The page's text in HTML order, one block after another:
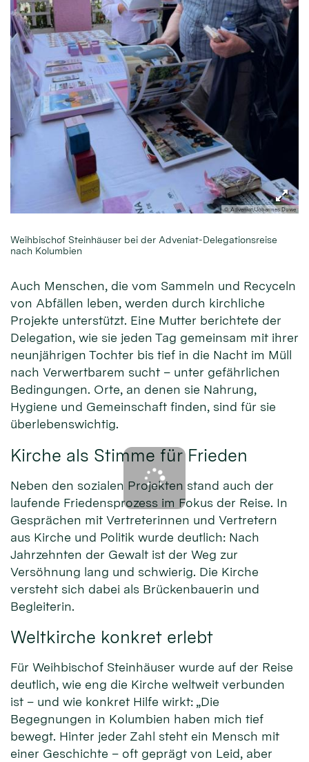
© Adveniat/Johannes Duwe
Weihbischof Steinhäuser bei der Adveniat-Delegationsreise
nach Kolumbien
Auch Menschen, die vom Sammeln und Recyceln
von Abfällen leben, werden durch kirchliche
Projekte unterstützt. Eine Mutter berichtete der
Delegation, wie sie jeden Tag gemeinsam mit ihrer
neunjährigen Tochter bis tief in die Nacht im Müll
nach Verwertbarem sucht – unter gefährlichen
Bedingungen. Orte, an denen sie Nahrung,
Hygiene und Gemeinschaft finden, sind für sie
überlebenswichtig.
Kirche als Stimme für Frieden
Neben den sozialen Projekten stand auch der
laufende Friedensprozess im Fokus der Reise. In
Gesprächen mit Vertreterinnen und Vertretern
aus Kirche und Politik wurde deutlich: Nach
Jahrzehnten der Gewalt ist der Weg zur
Versöhnung lang und schwierig. Die Kirche
versteht sich dabei als Brückenbauerin und
Begleiterin.
Weltkirche konkret erlebt
Für Weihbischof Steinhäuser wurde auf der Reise
deutlich, wie eng die Kirche weltweit verbunden
ist – und wie konkret Hilfe wirkt: „Die
Begegnungen in Kolumbien haben mich tief
bewegt. Hinter jeder Zahl steht ein Mensch mit
einer Geschichte – oft geprägt von Leid, aber